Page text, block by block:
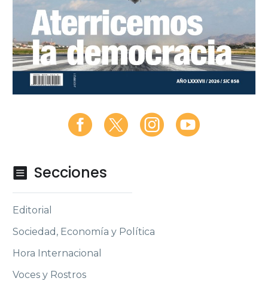
 Secciones
Editorial
Sociedad, Economía y Política
Hora Internacional
Voces y Rostros